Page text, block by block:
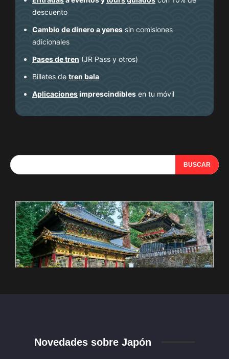
descuento
Cambio de dinero a yenes sin comisiones
adicionales
Pases de tren (JR Pass y otros)
Billetes de tren bala
Aplicacionesimprescindibles en tu móvil
BUSCAR
Novedades sobre Japón